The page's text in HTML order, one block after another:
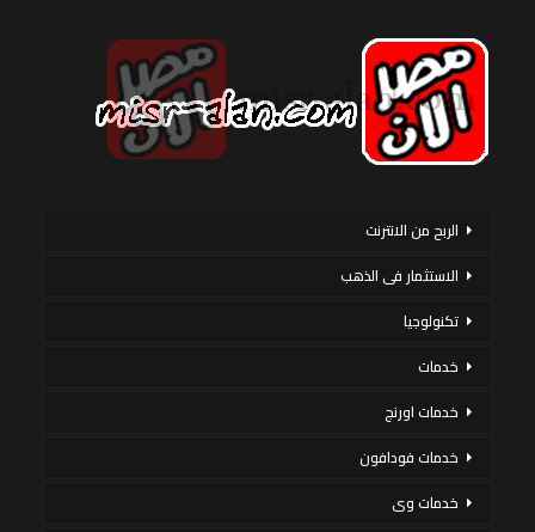
الربح من الانترنت
الاستثمار فى الذهب
تكنولوجيا
خدمات
خدمات اورنج
خدمات فودافون
خدمات وى